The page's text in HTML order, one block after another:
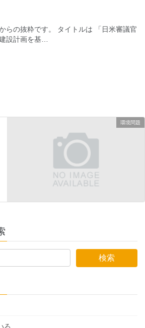
らの抜粋です。 タイトルは 「日米審議官
設計画を基…
環境問題
ろ